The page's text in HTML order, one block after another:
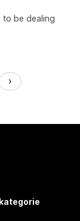
to be dealing